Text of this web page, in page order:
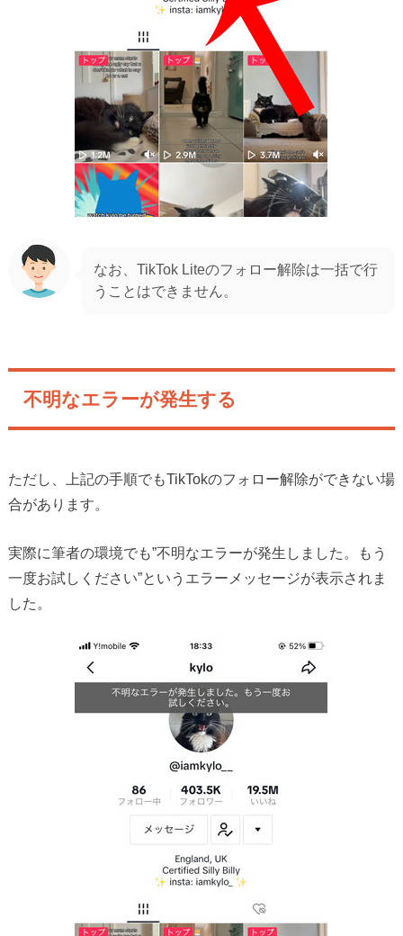
なお、TikTok Liteのフォロー解除は一括で行
うことはできません。
不明なエラーが発生する
ただし、上記の手順でもTikTokのフォロー解除ができない場
合があります。
実際に筆者の環境でも”不明なエラーが発生しました。もう
一度お試しください”というエラーメッセージが表示されま
した。